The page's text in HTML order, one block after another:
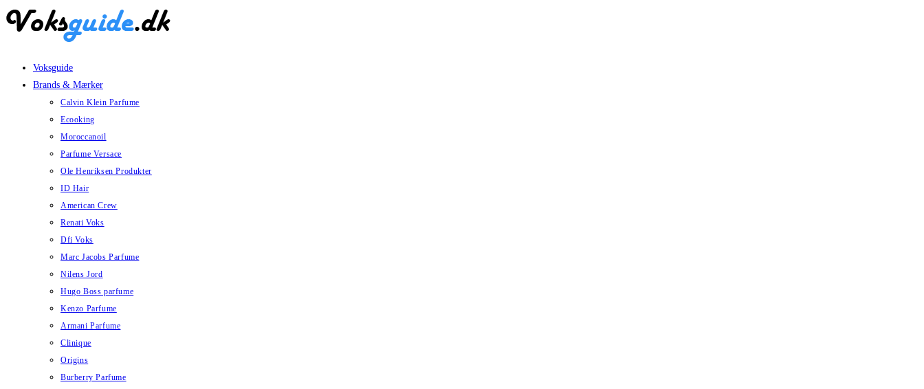
Skip
Voksguide
Brands & Mærker
Calvin Klein Parfume
Ecooking
Moroccanoil
Parfume Versace
Ole Henriksen Produkter
ID Hair
American Crew
Renati Voks
Dfi Voks
Marc Jacobs Parfume
Nilens Jord
Hugo Boss parfume
Kenzo Parfume
Armani Parfume
Clinique
Origins
Burberry Parfume